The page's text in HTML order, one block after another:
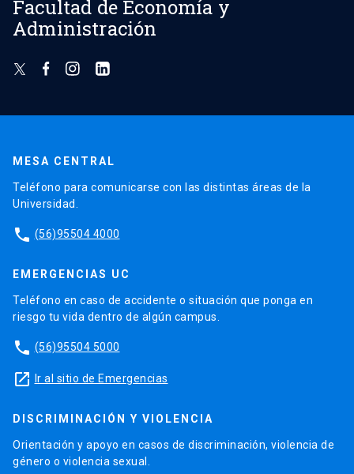
Facultad de Economía y
Administración
MESA CENTRAL
Teléfono para comunicarse con las distintas áreas de la
Universidad.
phone (56)95504 4000
EMERGENCIAS UC
Teléfono en caso de accidente o situación que ponga en
riesgo tu vida dentro de algún campus.
phone (56)95504 5000
launch Ir al sitio de Emergencias
DISCRIMINACIÓN Y VIOLENCIA
Orientación y apoyo en casos de discriminación, violencia de
género o violencia sexual.